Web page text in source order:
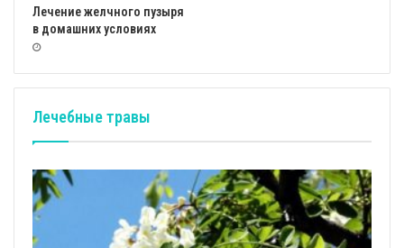
Лечение желчного пузыря
в домашних условиях
Лечебные травы